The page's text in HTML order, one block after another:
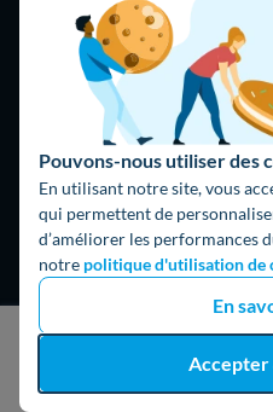
Pouvons-nous utiliser des
En utilisant notre site, vous
qui permettent de
d’améliorer les performances
notre politique d'utilisation de
En
Accepter
J'obtiens
Rejoindre notre
09 75 18